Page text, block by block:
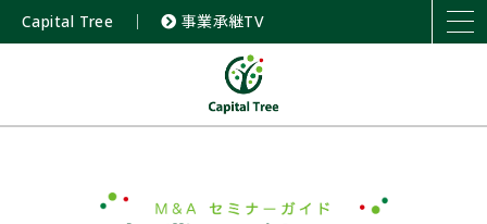
Capital Tree ｜ 事業承継TV